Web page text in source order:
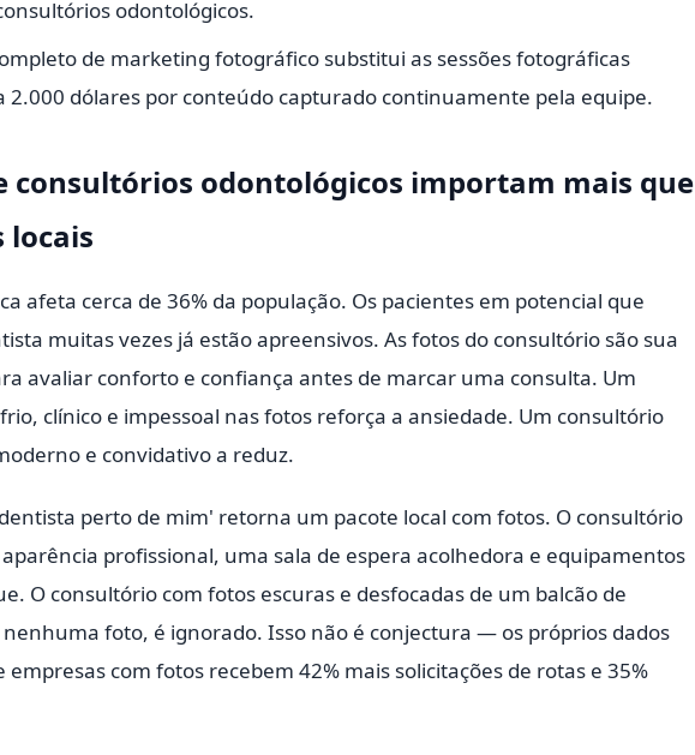
odontológicos.
de marketing fotográfico substitui as sessões fotográficas
2.000 dólares por conteúdo capturado continuamente pela equipe.
consultórios odontológicos importam mais que
locais
afeta cerca de 36% da população. Os pacientes em potencial que
muitas vezes já estão apreensivos. As fotos do consultório são sua
avaliar conforto e confiança antes de marcar uma consulta. Um
clínico e impessoal nas fotos reforça a ansiedade. Um consultório
e convidativo a reduz.
perto de mim' retorna um pacote local com fotos. O consultório
profissional, uma sala de espera acolhedora e equipamentos
O consultório com fotos escuras e desfocadas de um balcão de
nenhuma foto, é ignorado. Isso não é conjectura — os próprios dados
com fotos recebem 42% mais solicitações de rotas e 35%